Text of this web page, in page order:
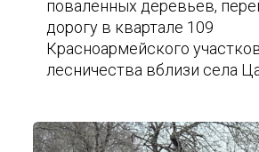
поваленных деревьев,
дорогу в квартале 109
Красноармейского
лесничества вблизи села